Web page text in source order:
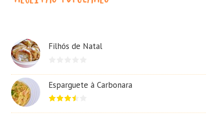
Filhós de Natal
Esparguete à Carbonara